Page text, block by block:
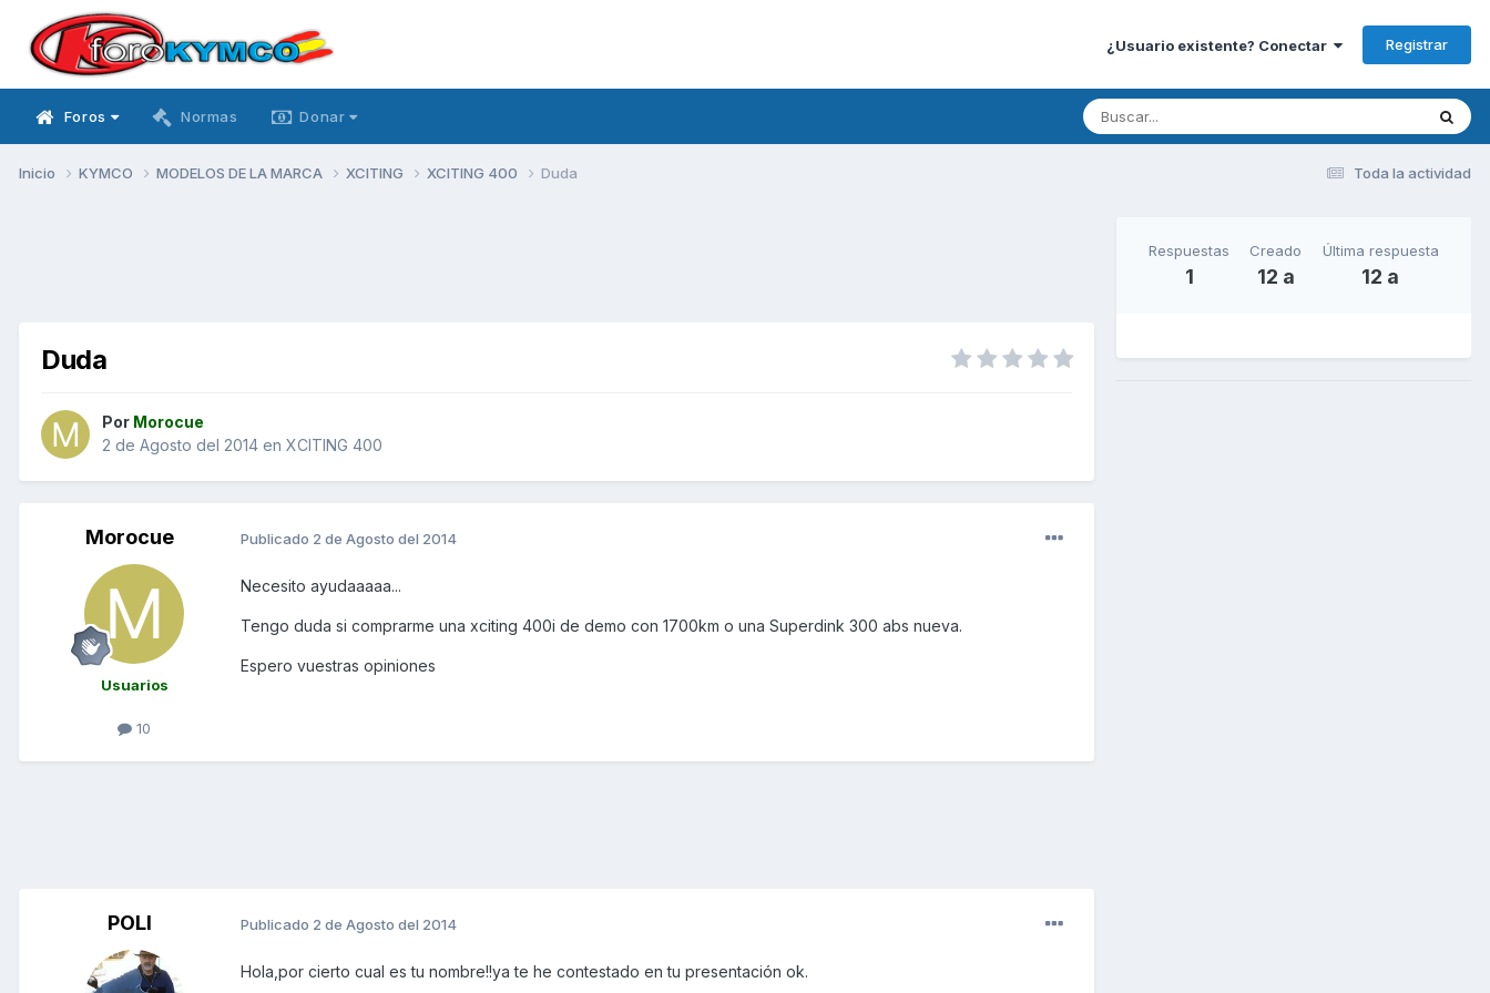
¿Usuario existente? Conectar Registrar
Foros Normas Donar
Toda la actividad
Inicio KYMCO MODELOS DE LA MARCA XCITING XCITING 400 Duda
Duda
Por Morocue
2 de Agosto del 2014 en XCITING 400
Morocue
Usuarios
10
Publicado 2 de Agosto del 2014
Necesito ayudaaaaa...
Tengo duda si comprarme una xciting 400i de demo con 1700km o una Superdink 300 abs nueva.
Espero vuestras opiniones
POLI Publicado 2 de Agosto del 2014
Hola,por cierto cual es tu nombre!!ya te he contestado en tu presentación ok.
Respuestas
1
Creado
12 a
Última respuesta
12 a